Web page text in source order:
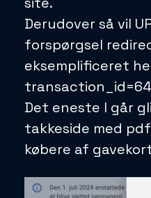
Derudover så vil
forspørgsel
eksemplificeret
Det eneste I går
takkeside med
købere af